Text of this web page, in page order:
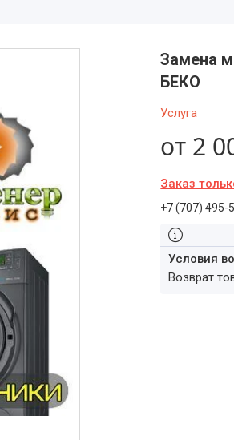
Замена
БЕКО
Услуга
от 2
Заказ
+7 (707) 495-
возврат